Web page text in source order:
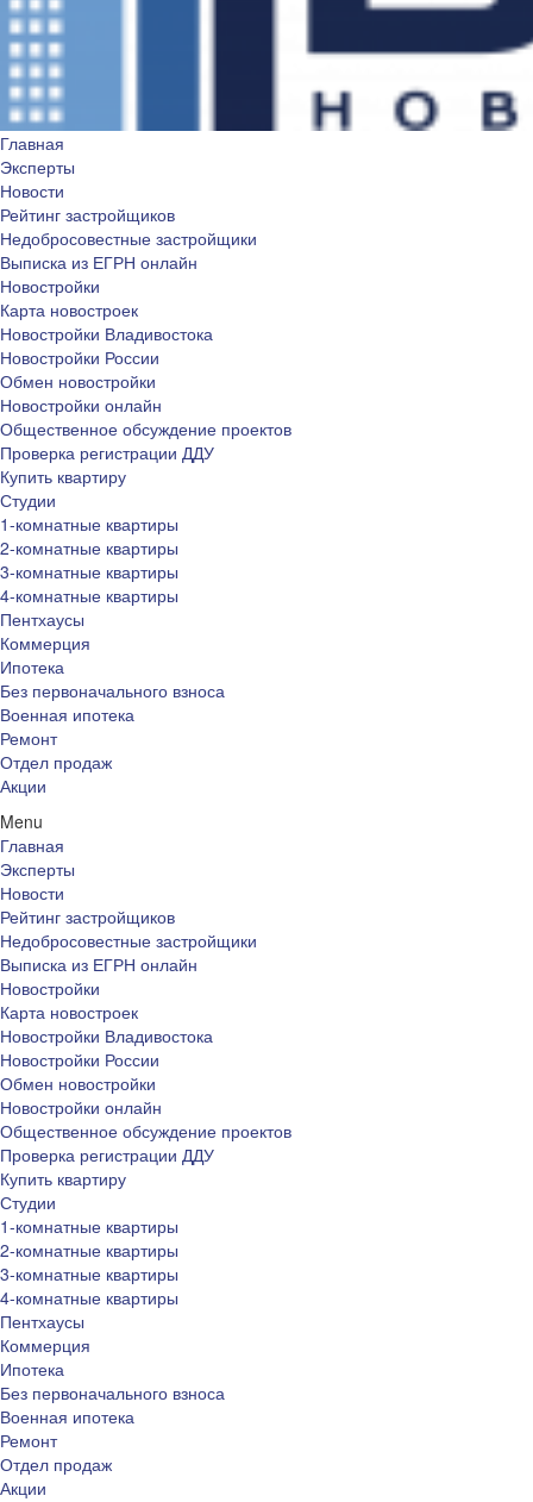
Главная
Эксперты
Новости
Рейтинг застройщиков
Недобросовестные застройщики
Выписка из ЕГРН онлайн
Новостройки
Карта новостроек
Новостройки Владивостока
Новостройки России
Обмен новостройки
Новостройки онлайн
Общественное обсуждение проектов
Проверка регистрации ДДУ
Купить квартиру
Студии
1-комнатные квартиры
2-комнатные квартиры
3-комнатные квартиры
4-комнатные квартиры
Пентхаусы
Коммерция
Ипотека
Без первоначального взноса
Военная ипотека
Ремонт
Отдел продаж
Акции
Menu
Главная
Эксперты
Новости
Рейтинг застройщиков
Недобросовестные застройщики
Выписка из ЕГРН онлайн
Новостройки
Карта новостроек
Новостройки Владивостока
Новостройки России
Обмен новостройки
Новостройки онлайн
Общественное обсуждение проектов
Проверка регистрации ДДУ
Купить квартиру
Студии
1-комнатные квартиры
2-комнатные квартиры
3-комнатные квартиры
4-комнатные квартиры
Пентхаусы
Коммерция
Ипотека
Без первоначального взноса
Военная ипотека
Ремонт
Отдел продаж
Акции